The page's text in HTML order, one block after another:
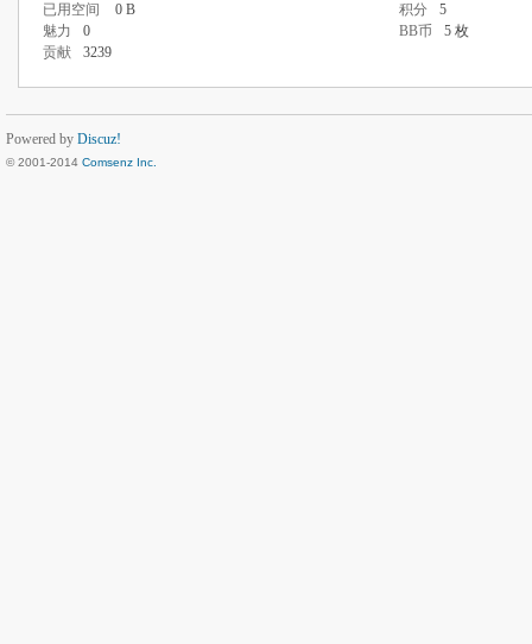
已用空间
0 B 积分
5
魅力
0 BB币
5 枚
贡献
3239
Powered by Discuz!
© 2001-2014 Comsenz Inc.